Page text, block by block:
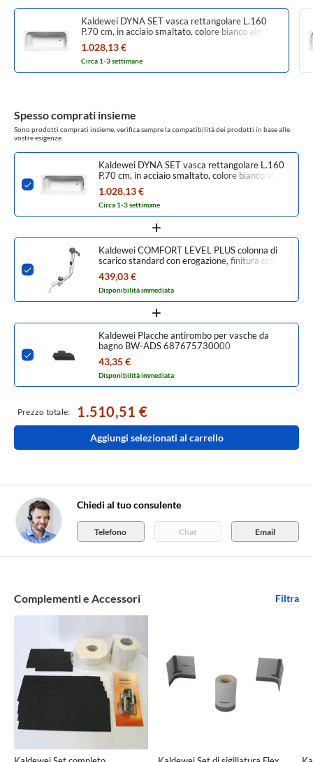
Kaldewei DYNA SET vasca rettangolare L.160
P.70 cm, in acciaio smaltato, colore bianco alpino
226800010001
1.028,13 €
Circa 1-3 settimane
Complementi e Accessori Filtra
Spesso comprati insieme
Sono prodotti comprati insieme, verifica sempre la compatibilità dei prodotti in base alle
vostre esigenze.
Kaldewei DYNA SET vasca rettangolare L.160
P.70 cm, in acciaio smaltato, colore bianco alpino
226800010001
1.028,13 €
Circa 1-3 settimane
Kaldewei COMFORT LEVEL PLUS colonna di
scarico standard con erogazione, finitura cromo
687772370999
439,03 €
Disponibilità immediata
Kaldewei Placche antirombo per vasche da
bagno BW-ADS 687675730000
43,35 €
Disponibilità immediata
Prezzo totale: 1.510,51 €
Aggiungi selezionati al carrello
Chiedi al tuo consulente
Telefono Chat Email